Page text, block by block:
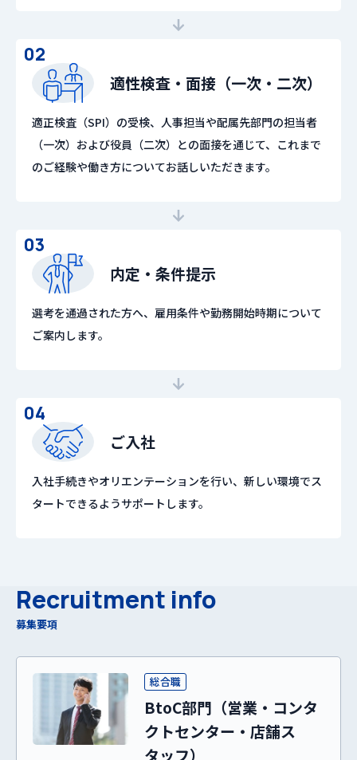
02
適性検査・面接（一次・二次）
適正検査（SPI）の受検、人事担当や配属先部門の担当者
（一次）および役員（二次）との面接を通じて、これまで
のご経験や働き方についてお話しいただきます。
03
内定・条件提示
選考を通過された方へ、雇用条件や勤務開始時期について
ご案内します。
04
ご入社
入社手続きやオリエンテーションを行い、新しい環境でス
タートできるようサポートします。
Recruitment info
募集要項
総合職
BtoC部門（営業・コンタ
クトセンター・店舗ス
タッフ）